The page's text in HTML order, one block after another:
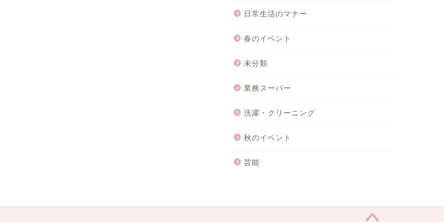
日常生活のマナー
春のイベント
未分類
業務スーパー
洗濯・クリーニング
秋のイベント
芸能